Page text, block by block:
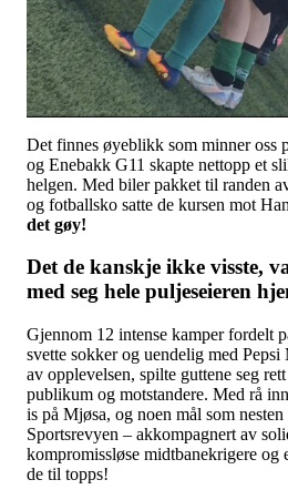
Det finnes øyeblikk som minner oss
og Enebakk G11 skapte nettopp et
helgen. Med biler pakket til randen
og fotballsko satte de kursen mot
det gøy!
Det de kanskje ikke visste,
med seg hele puljeseieren
Gjennom 12 intense kamper fordelt
svette sokker og uendelig med
av opplevelsen, spilte guttene seg
publikum og motstandere. Med rå
is på Mjøsa, og noen mål som
Sportsrevyen – akkompagnert av
kompromissløse midtbanekrigere og
de til topps!